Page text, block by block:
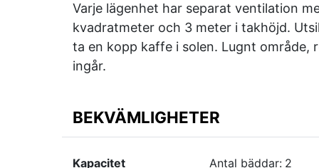
Varje lägenhet har separat ventilation
kvadratmeter och 3 meter i takhöjd.
ta en kopp kaffe i solen. Lugnt
ingår.
BEKVÄMLIGHETER
Kapacitet Antal bäddar: 2